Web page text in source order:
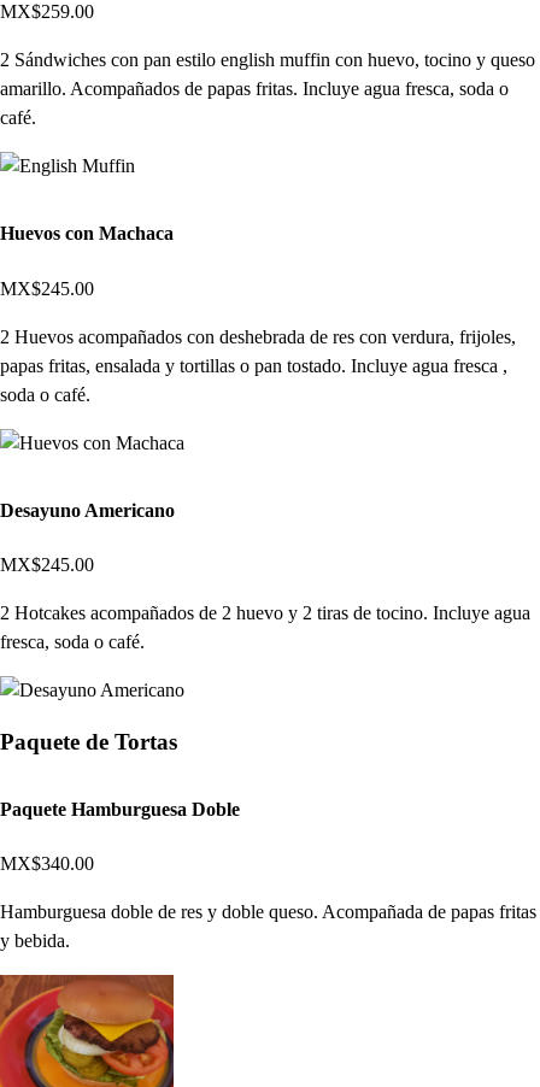
MX$259.00
2 Sándwiches con pan estilo english muffin con huevo, tocino y queso
amarillo. Acompañados de papas fritas. Incluye agua fresca, soda o
café.
Huevos con Machaca
MX$245.00
2 Huevos acompañados con deshebrada de res con verdura, frijoles,
papas fritas, ensalada y tortillas o pan tostado. Incluye agua fresca ,
soda o café.
Desayuno Americano
MX$245.00
2 Hotcakes acompañados de 2 huevo y 2 tiras de tocino. Incluye agua
fresca, soda o café.
Paquete de Tortas
Paquete Hamburguesa Doble
MX$340.00
Hamburguesa doble de res y doble queso. Acompañada de papas fritas
y bebida.